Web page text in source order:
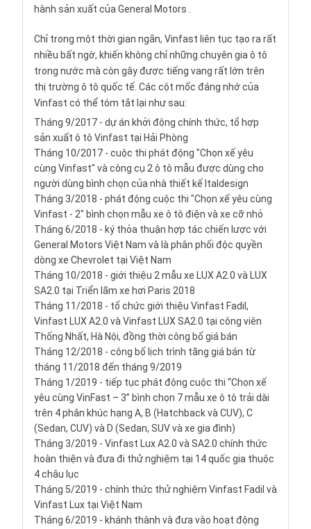
hành sản xuất củaGeneral Motors .
Chỉ trong một thời gian ngắn, Vinfast liên tục tạo ra rất
nhiều bất ngờ, khiến không chỉ những chuyên gia ô tô
trong nước mà còn gây được tiếng vang rất lớn trên
thị trường ô tô quốc tế. Các cột mốc đáng nhớ của
Vinfast có thể tóm tắt lại như sau:
Tháng 9/2017 - dự án khởi động chính thức, tổ hợp
sản xuất ô tô Vinfast tại Hải Phòng
Tháng 10/2017 - cuộc thi phát động "Chọn xế yêu
cùng Vinfast" và công cụ 2 ô tô mẫu được dùng cho
người dùng bình chọn của nhà thiết kế Italdesign
Tháng 3/2018 - phát động cuộc thi "Chọn xế yêu cùng
Vinfast - 2" bình chọn mẫu xe ô tô điện và xe cỡ nhỏ
Tháng 6/2018 - ký thỏa thuận hợp tác chiến lược với
General Motors Việt Nam và là phân phối độc quyền
dòng xe Chevrolet tại Việt Nam
Tháng 10/2018 - giới thiệu 2 mẫu xe LUX A2.0 và LUX
SA2.0 tại Triển lãm xe hơi Paris 2018
Tháng 11/2018 - tổ chức giới thiệu Vinfast Fadil,
Vinfast LUX A2.0 và Vinfast LUX SA2.0 tại công viên
Thống Nhất, Hà Nội, đồng thời công bố giá bán
Tháng 12/2018 - công bố lịch trình tăng giá bán từ
tháng 11/2018 đến tháng 9/2019
Tháng 1/2019 - tiếp tục phát động cuộc thi “Chọn xế
yêu cùng VinFast – 3” bình chọn 7 mẫu xe ô tô trải dài
trên 4 phân khúc hạng A, B (Hatchbackvà CUV), C
(Sedan, CUV) và D (Sedan, SUV và xe gia đình)
Tháng 3/2019 - Vinfast Lux A2.0 và SA2.0 chính thức
hoàn thiện và đưa đi thử nghiệm tại 14 quốc gia thuộc
4 châu lục
Tháng 5/2019 - chính thức thử nghiệm Vinfast Fadil và
Vinfast Lux tại Việt Nam
Tháng 6/2019 - khánh thành và đưa vào hoạt động